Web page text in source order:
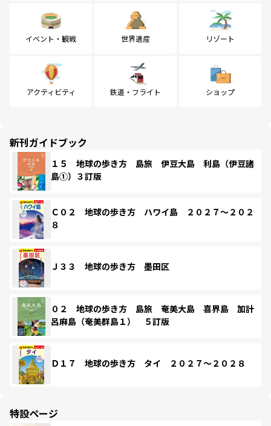
イベント・観戦 世界遺産 リゾート
アクティビティ 鉄道・フライト ショップ
新刊ガイドブック
１５ 地球の歩き方 島旅 伊豆大島 利島（伊豆諸
島①）３訂版
Ｃ０２ 地球の歩き方 ハワイ島 ２０２７～２０２
８
Ｊ３３ 地球の歩き方 墨田区
０２ 地球の歩き方 島旅 奄美大島 喜界島 加計
呂麻島（奄美群島１） ５訂版
Ｄ１７ 地球の歩き方 タイ ２０２７～２０２８
特設ページ